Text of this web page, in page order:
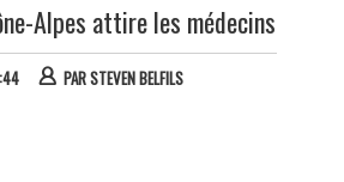
Alpes attire les médecins
PARSTEVEN BELFILS